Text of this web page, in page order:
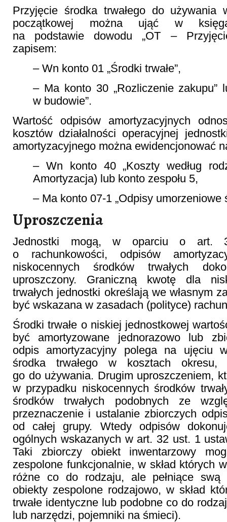
Przyjęcie środka trwałego do używania
początkowej można ująć w
na podstawie dowodu „OT –
zapisem:
– Wn konto 01 „Środki trwałe”,
– Ma konto 30 „Rozliczenie zakupu”
w budowie”.
Wartość odpisów amortyzacyjnych
kosztów działalności operacyjnej
amortyzacyjnego można ewidencjonować
– Wn konto 40 „Koszty według
Amortyzacja) lub konto zespołu 5,
– Ma konto 07-1 „Odpisy umorzeniowe
Uproszczenia
Jednostki mogą, w oparciu o art.
o rachunkowości, odpisów
niskocennych środków trwałych
uproszczony. Graniczną kwotę dla
trwałych jednostki określają we własnym
być wskazana w zasadach (polityce)
Środki trwałe o niskiej jednostkowej
być amortyzowane jednorazowo lub
odpis amortyzacyjny polega na ujęciu
środka trwałego w kosztach
go do używania. Drugim uproszczeniem,
w przypadku niskocennych środków
środków trwałych podobnych ze
przeznaczenie i ustalanie zbiorczych
od całej grupy. Wtedy odpisów
ogólnych wskazanych w art. 32 ust. 1
Taki zbiorczy obiekt inwentarzowy
zespolone funkcjonalnie, w skład których
różne co do rodzaju, ale pełniące swą
obiekty zespolone rodzajowo, w skład
trwałe identyczne lub podobne co do
lub narzędzi, pojemniki na śmieci).